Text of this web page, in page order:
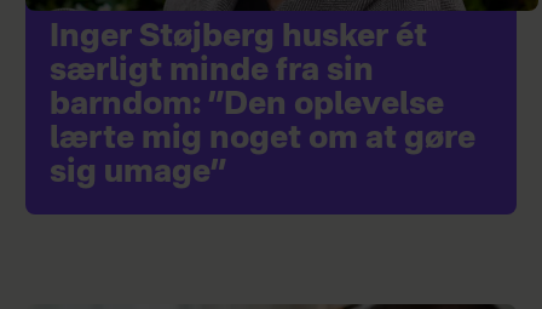
Inger Støjberg husker ét
særligt minde fra sin
barndom: ”Den oplevelse
lærte mig noget om at gøre
sig umage”